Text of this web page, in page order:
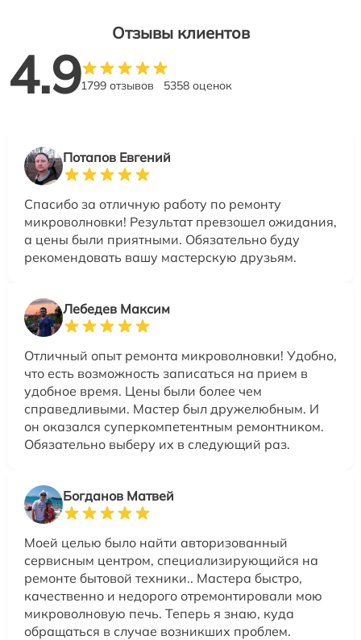
Отзывы клиентов
4.91799 отзывов 5358 оценок
Потапов Евгений
Спасибо за отличную работу по ремонту
микроволновки! Результат превзошел ожидания,
а цены были приятными. Обязательно буду
рекомендовать вашу мастерскую друзьям.
Лебедев Максим
Отличный опыт ремонта микроволновки! Удобно,
что есть возможность записаться на прием в
удобное время. Цены были более чем
справедливыми. Мастер был дружелюбным. И
он оказался суперкомпетентным ремонтником.
Обязательно выберу их в следующий раз.
Богданов Матвей
Моей целью было найти авторизованный
сервисным центром, специализирующийся на
ремонте бытовой техники.. Мастера быстро,
качественно и недорого отремонтировали мою
микроволновую печь. Теперь я знаю, куда
обращаться в случае возникших проблем.